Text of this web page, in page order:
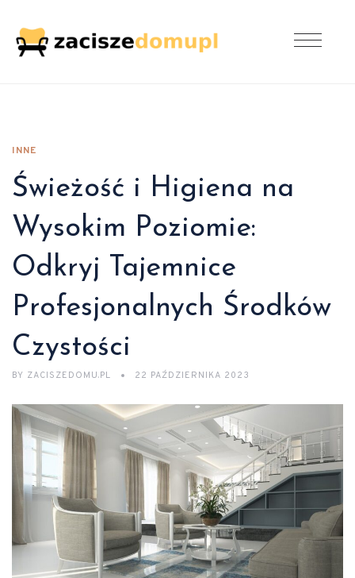
INNE
Świeżość i Higiena na
Wysokim Poziomie:
Odkryj Tajemnice
Profesjonalnych Środków
Czystości
BY ZACISZEDOMU.PL 22 PAŹDZIERNIKA 2023